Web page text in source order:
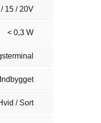
15 / 20V
< 0,3 W
Indbygget
/ Sort